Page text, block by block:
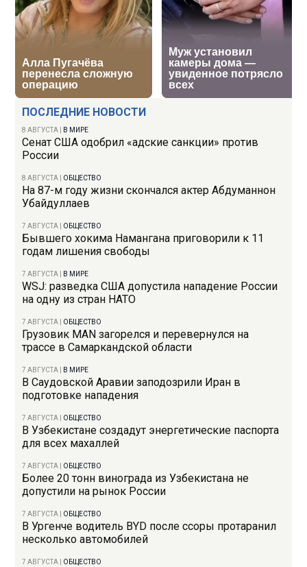
ПОСЛЕДНИЕ НОВОСТИ
8 АВГУСТА В МИРЕ
Сенат США одобрил «адские санкции» против
России
8 АВГУСТА ОБЩЕСТВО
На 87-м году жизни скончался актер Абдуманнон
Убайдуллаев
7 АВГУСТА ОБЩЕСТВО
Бывшего хокима Намангана приговорили к 11
годам лишения свободы
7 АВГУСТА В МИРЕ
WSJ: разведка США допустила нападение России
на одну из стран НАТО
7 АВГУСТА ОБЩЕСТВО
Грузовик MAN загорелся и перевернулся на
трассе в Самаркандской области
7 АВГУСТА В МИРЕ
В Саудовской Аравии заподозрили Иран в
подготовке нападения
7 АВГУСТА ОБЩЕСТВО
В Узбекистане создадут энергетические паспорта
для всех махаллей
7 АВГУСТА ОБЩЕСТВО
Более 20 тонн винограда из Узбекистана не
допустили на рынок России
7 АВГУСТА ОБЩЕСТВО
В Ургенче водитель BYD после ссоры протаранил
несколько автомобилей
7 АВГУСТА ОБЩЕСТВО